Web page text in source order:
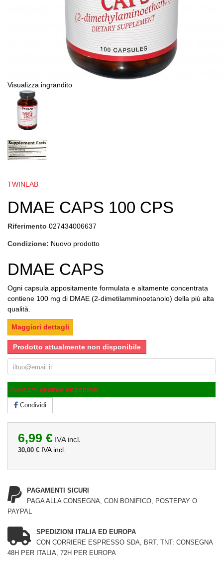
Visualizza ingrandito
TWINLAB
DMAE CAPS 100 CPS
Riferimento 027434006637
Condizione: Nuovo prodotto
DMAE CAPS
Ogni capsula appositamente formulata e altamente concentrata
contiene 100 mg di DMAE (2-dimetilamminoetanolo) della più alta
qualità.
Maggiori dettagli
Prodotto attualmente non disponibile
Avvisami quando disponibile
Condividi
6,99 € IVA incl.
30,00 € IVA incl.
PAGAMENTI SICURI
PAGA ALLA CONSEGNA, CON BONIFICO, POSTEPAY O
PAYPAL
SPEDIZIONI ITALIA ED EUROPA
CON CORRIERE ESPRESSO SDA, BRT, TNT: CONSEGNA
48H PER ITALIA, 72H PER EUROPA